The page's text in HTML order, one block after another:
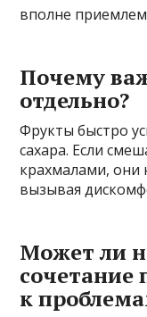
вполне
Почему
отдельно?
Фрукты быстро
сахара. Если
крахмалами, они
вызывая
Может ли
сочетание
к